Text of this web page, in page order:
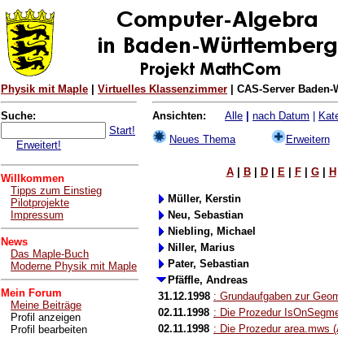
Physik mit Maple Virtuelles Klassenzimmer | CAS-Server
Suche:
Start!
Erweitert!
Willkommen
Tipps zum Einstieg
Pilotprojekte
Impressum
News
Das Maple-Buch
Moderne Physik mit Maple
Mein Forum
Meine Beiträge
Profil anzeigen
Profil bearbeiten
Ansichten: Alle nach Datum
Neues Thema
Erweitern
A| B| D| E| F| G| H
Müller, Kerstin
Neu, Sebastian
Niebling, Michael
Niller, Marius
Pater, Sebastian
Pfäffle, Andreas
31.12.1998 : Grundaufgaben zur
02.11.1998 : Die Prozedur
02.11.1998 : Die Prozedur area.mws